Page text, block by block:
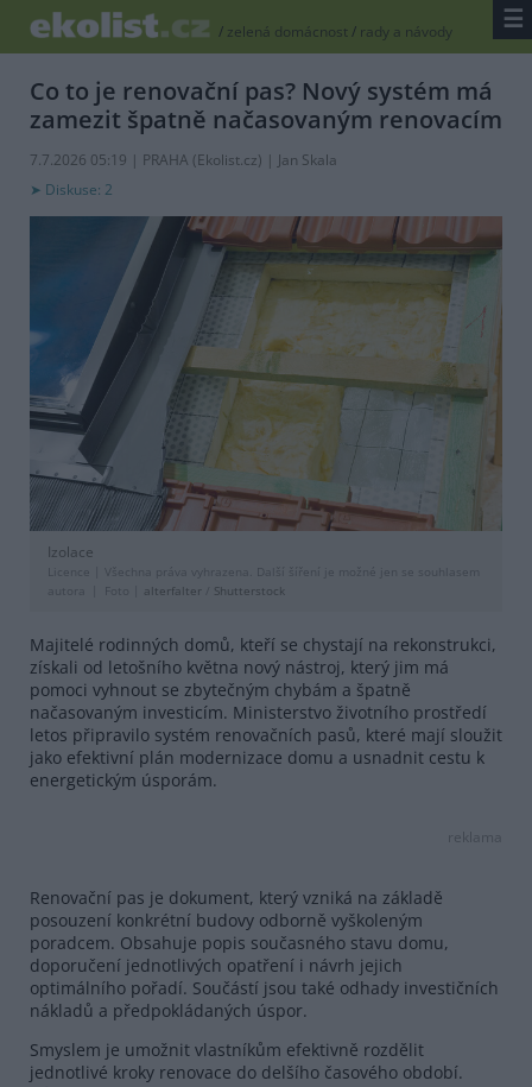
/ zelená domácnost/ rady a návody ☰
Co to je renovační pas? Nový systém má
zamezit špatně načasovaným renovacím
7.7.2026 05:19 | PRAHA (Ekolist.cz) | Jan Skala
Diskuse: 2
Izolace
Licence |
Všechna práva vyhrazena. Další šíření je možné jen se souhlasem
autora
Foto | alterfalter Shutterstock
Majitelé rodinných domů, kteří se chystají na rekonstrukci,
získali od letošního května nový nástroj, který jim má
pomoci vyhnout se zbytečným chybám a špatně
načasovaným investicím. Ministerstvo životního prostředí
letos připravilo systém renovačních pasů, které mají sloužit
jako efektivní plán modernizace domu a usnadnit cestu k
energetickým úsporám.
reklama
Renovační pas je dokument, který vzniká na základě
posouzení konkrétní budovy odborně vyškoleným
poradcem. Obsahuje popis současného stavu domu,
doporučení jednotlivých opatření i návrh jejich
optimálního pořadí. Součástí jsou také odhady investičních
nákladů a předpokládaných úspor.
Smyslem je umožnit vlastníkům efektivně rozdělit
jednotlivé kroky renovace do delšího časového období.